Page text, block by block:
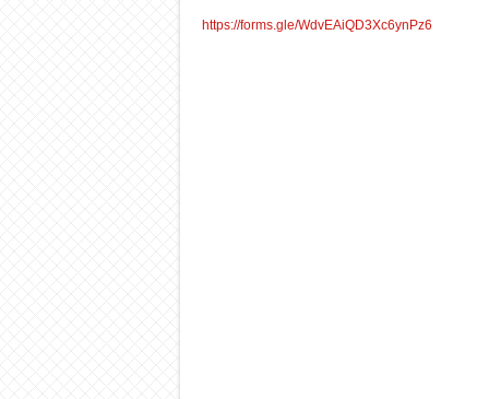
https://forms.gle/WdvEAiQD3Xc6ynPz6